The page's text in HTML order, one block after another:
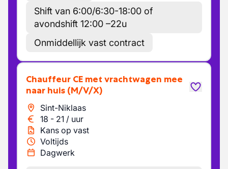
Shift van 6:00/6:30-18:00 of
avondshift 12:00 –22u
Onmiddellijk vast contract
Chauffeur CE met vrachtwagen mee
naar huis (M/V/X)
Sint-Niklaas
18 - 21 / uur
Kans op vast
Voltijds
Dagwerk